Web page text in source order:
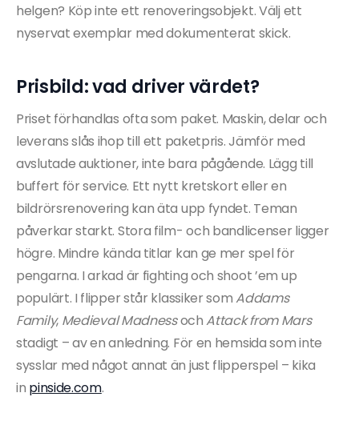
helgen? Köp inte ett renoveringsobjekt. Välj ett
nyservat exemplar med dokumenterat skick.
Prisbild: vad driver värdet?
Priset förhandlas ofta som paket. Maskin, delar och
leverans slås ihop till ett paketpris. Jämför med
avslutade auktioner, inte bara pågående. Lägg till
buffert för service. Ett nytt kretskort eller en
bildrörsrenovering kan äta upp fyndet. Teman
påverkar starkt. Stora film- och bandlicenser ligger
högre. Mindre kända titlar kan ge mer spel för
pengarna. I arkad är fighting och shoot ’em up
populärt. I flipper står klassiker somAddams
Family, Medieval MadnessochAttack from Mars
stadigt – av en anledning. För en hemsida som inte
sysslar med något annat än just flipperspel – kika
in pinside.com.